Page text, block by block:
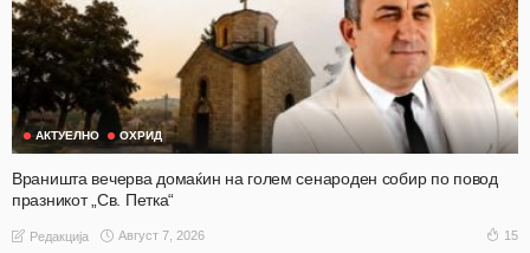
АКТУЕЛНО ОХРИД
Враништа вечерва домаќин на голем сенароден собир по повод
празникот „Св. Петка“
Редакција Август 7, 2026 15